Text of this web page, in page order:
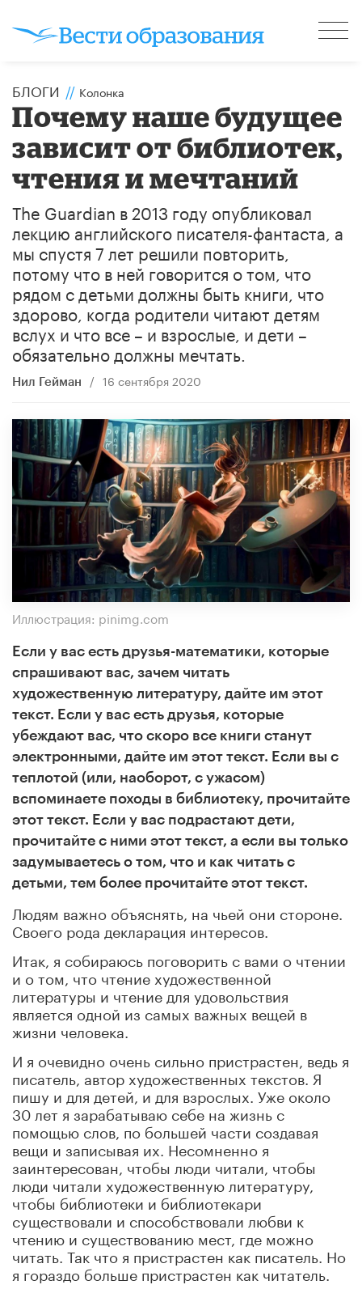
БЛОГИ // Колонка
Почему наше будущее
зависит от библиотек,
чтения и мечтаний
The Guardian в 2013 году опубликовал
лекцию английского писателя-фантаста, а
мы спустя 7 лет решили повторить,
потому что в ней говорится о том, что
рядом с детьми должны быть книги, что
здорово, когда родители читают детям
вслух и что все – и взрослые, и дети –
обязательно должны мечтать.
Нил Гейман / 16 сентября 2020
Иллюстрация: pinimg.com
Если у вас есть друзья-математики, которые
спрашивают вас, зачем читать
художественную литературу, дайте им этот
текст. Если у вас есть друзья, которые
убеждают вас, что скоро все книги станут
электронными, дайте им этот текст. Если вы с
теплотой (или, наоборот, с ужасом)
вспоминаете походы в библиотеку, прочитайте
этот текст. Если у вас подрастают дети,
прочитайте с ними этот текст, а если вы только
задумываетесь о том, что и как читать с
детьми, тем более прочитайте этот текст.
Людям важно объяснять, на чьей они стороне.
Своего рода декларация интересов.
Итак, я собираюсь поговорить с вами о чтении
и о том, что чтение художественной
литературы и чтение для удовольствия
является одной из самых важных вещей в
жизни человека.
И я очевидно очень сильно пристрастен, ведь я
писатель, автор художественных текстов. Я
пишу и для детей, и для взрослых. Уже около
30 лет я зарабатываю себе на жизнь с
помощью слов, по большей части создавая
вещи и записывая их. Несомненно я
заинтересован, чтобы люди читали, чтобы
люди читали художественную литературу,
чтобы библиотеки и библиотекари
существовали и способствовали любви к
чтению и существованию мест, где можно
читать. Так что я пристрастен как писатель. Но
я гораздо больше пристрастен как читатель.